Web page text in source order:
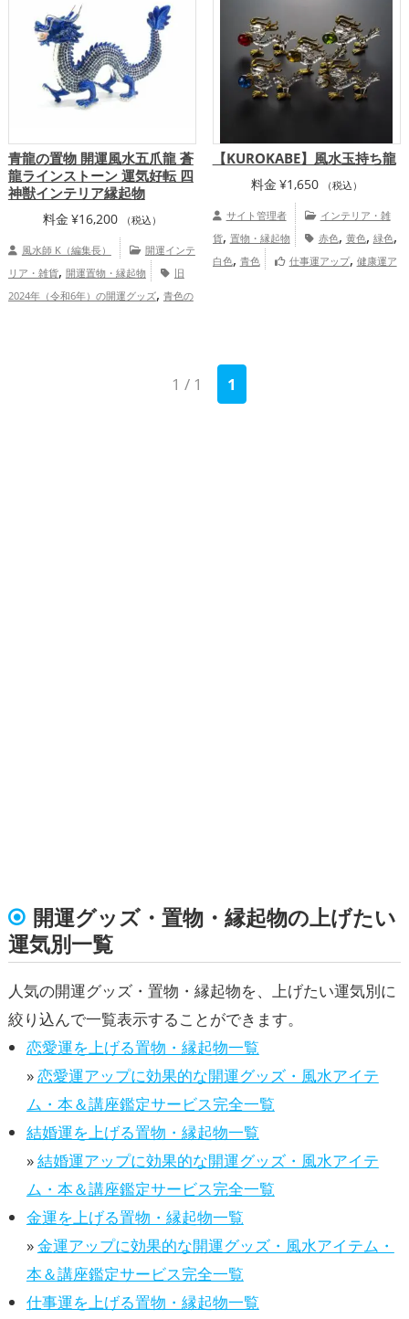
恋愛運アップ
結婚運アッ
金運アップ, ,健康運ア
家庭運・家族運アップ
運アップ,仕事運アップ , 健康運アップ
家庭運・家族運アップ
青龍の置物 開運風水五爪龍 蒼
龍ラインストーン 運気好転 四
神獣インテリア縁起物
料金 ¥16,200 （税込）
風水師 K（編集長）
開運インテ
リア・雑貨, 開運置物・縁起物
旧
2024年（令和6年）の開運グッズ, 青色の
【KUROKABE】風水玉持ち龍
料金 ¥1,650 （税込）
サイト管理者
インテリア・雑
貨, 置物・縁起物 赤色, 黄色, 緑色,
白色, 青色 仕事運アップ, 健康運ア
1 / 1 1
開運グッズ・置物・縁起物の上げたい
運気別一覧
人気の開運グッズ・置物・縁起物を、上げたい運気別に
絞り込んで一覧表示することができます。
恋愛運を上げる置物・縁起物一覧
»恋愛運アップに効果的な開運グッズ・風水アイテ
ム・本＆講座鑑定サービス完全一覧
結婚運を上げる置物・縁起物一覧
»結婚運アップに効果的な開運グッズ・風水アイテ
ム・本＆講座鑑定サービス完全一覧
金運を上げる置物・縁起物一覧
»金運アップに効果的な開運グッズ・風水アイテム・
本＆講座鑑定サービス完全一覧
仕事運を上げる置物・縁起物一覧